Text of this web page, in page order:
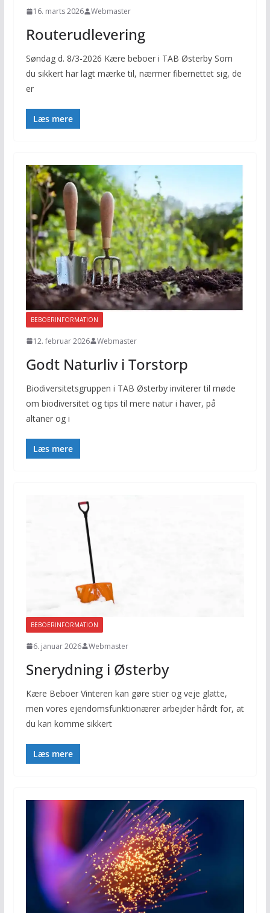
16. marts 2026 Webmaster
Routerudlevering
Søndag d. 8/3-2026 Kære beboer i TAB Østerby Som
du sikkert har lagt mærke til, nærmer fibernettet sig, de
er
Læs mere
BEBOERINFORMATION
12. februar 2026 Webmaster
Godt Naturliv i Torstorp
Biodiversitetsgruppen i TAB Østerby inviterer til møde
om biodiversitet og tips til mere natur i haver, på
altaner og i
Læs mere
BEBOERINFORMATION
6. januar 2026 Webmaster
Snerydning i Østerby
Kære Beboer Vinteren kan gøre stier og veje glatte,
men vores ejendomsfunktionærer arbejder hårdt for, at
du kan komme sikkert
Læs mere